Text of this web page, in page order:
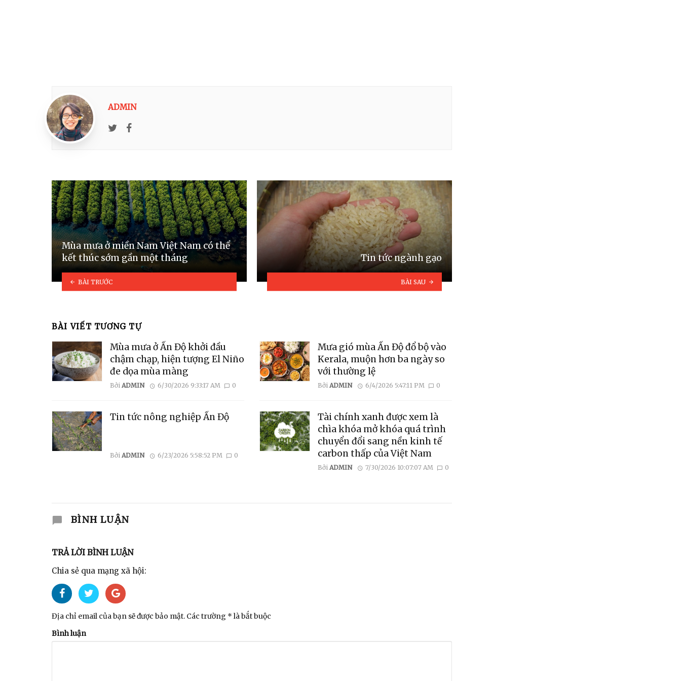
ADMIN
Twitter
Mùa mưa ở miền Nam Việt Nam có thể
kết thúc sớm gần một tháng
BÀI TRƯỚC
Tin tức ngành gạo
BÀI SAU
BÀI VIẾT TƯƠNG TỰ
Mùa mưa ở Ấn Độ khởi đầu
chậm chạp, hiện tượng El Niño
đe dọa mùa màng
Bởi ADMIN 6/30/2026 9:33:17 AM 0
Tin tức nông nghiệp Ấn Độ
Bởi ADMIN 6/23/2026 5:58:52 PM 0
Mưa gió mùa Ấn Độ đổ bộ vào
Kerala, muộn hơn ba ngày so
với thường lệ
Bởi ADMIN 6/4/2026 5:47:11 PM 0
Tài chính xanh được xem là
chìa khóa mở khóa quá trình
chuyển đổi sang nền kinh tế
carbon thấp của Việt Nam
Bởi ADMIN 7/30/2026 10:07:07 AM 0
BÌNH LUẬN
TRẢ LỜI BÌNH LUẬN
Chia sẻ qua mạng xã hội:
Địa chỉ email của bạn sẽ được bảo mật. Các trường * là bắt buộc
Bình luận